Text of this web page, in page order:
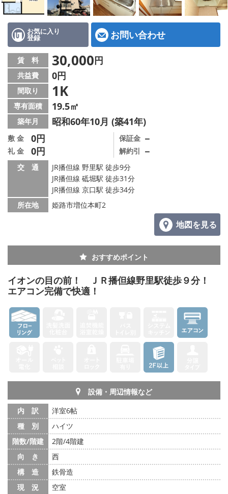
会社概要
メールでお問い合わせ
お気に入り
登録 お問い合わせ
賃 料 30,000円
共益費 0円
間取り 1K
専有面積 19.5㎡
築年月 昭和60年10月 (築41年)
敷 金 0円
礼 金 0円
保証金 －
解約引 －
交 通
JR播但線 野里駅 徒歩9分
JR播但線 砥堀駅 徒歩31分
JR播但線 京口駅 徒歩34分
所在地
姫路市増位本町2
地図を見る
おすすめポイント
イオンの目の前！ ＪＲ播但線野里駅徒歩９分！
エアコン完備で快適！
設備・周辺情報など
内 訳
洋室6帖
種 別
ハイツ
階数/階建
2階/4階建
向 き
西
構 造
鉄骨造
現 況
空室